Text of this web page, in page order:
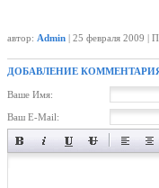
автор: Admin | 25 февраля 2009 |
ДОБАВЛЕНИЕ
Ваше Имя:
Ваш E-Mail: